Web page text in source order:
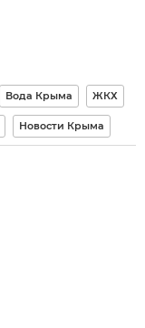
Вода Крыма ЖКХ
Новости Крыма